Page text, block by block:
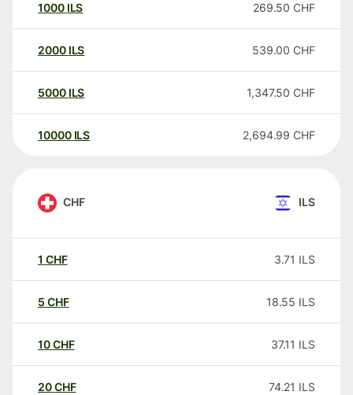
1000 ILS 269.50 CHF
2000 ILS 539.00 CHF
5000 ILS 1,347.50 CHF
10000 ILS 2,694.99 CHF
CHF ILS
1 CHF 3.71 ILS
5 CHF 18.55 ILS
10CHF 37.11 ILS
20CHF 74.21 ILS